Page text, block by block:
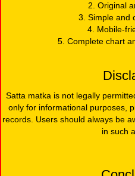
2. Original
3. Simple and
4. Mobile-
5. Complete chart
Satta matka is not legally
only for informational purposes,
records. Users should always be
in such